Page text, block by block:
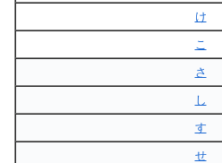
け
こ
さ
し
す
せ